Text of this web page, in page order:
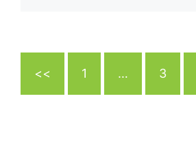
<< 1 … 3